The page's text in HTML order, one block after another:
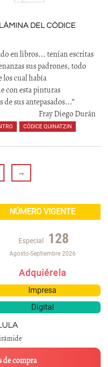
DEL CÓDICE
en libros... tenían escritas
sus padrones, todo
cual había
con esta pinturas
sus antepasados...”
Fray Diego Durán
CÓDICE QUINATZIN
→
NÚMERO VIGENTE
Especial 128
Agosto-Septiembre 2026
Adquiérela
Impresa
Digital
de compra